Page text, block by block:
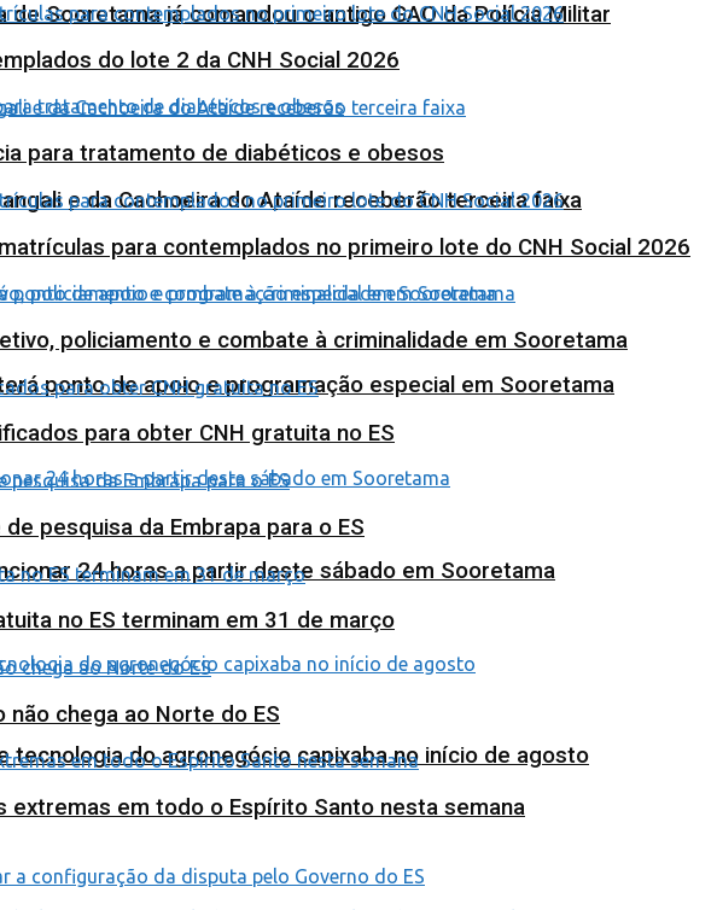
Sooretama já comandou o antigo GAO da Polícia Militar
e da Cachoeira do Ataíde receberão terceira faixa
ponto de apoio e programação especial em Sooretama
24 horas a partir deste sábado em Sooretama
tecnologia do agronegócio capixaba no início de agosto
do lote 2 da CNH Social 2026
para tratamento de diabéticos e obesos
para contemplados no primeiro lote do CNH Social 2026
policiamento e combate à criminalidade em Sooretama
para obter CNH gratuita no ES
pesquisa da Embrapa para o ES
no ES terminam em 31 de março
chega ao Norte do ES
extremas em todo o Espírito Santo nesta semana